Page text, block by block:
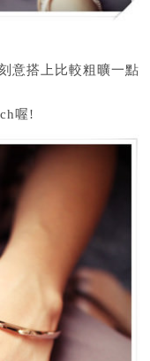
意搭上比較粗曠一點
喔!